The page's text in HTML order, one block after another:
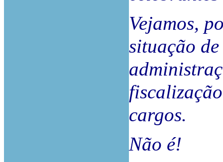
Vejamos,
situação
cargos.
Não é!